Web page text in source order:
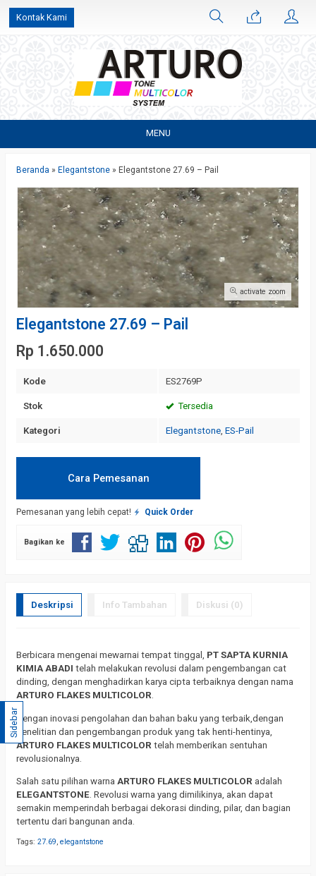
Kontak Kami
MENU
Beranda » Elegantstone » Elegantstone 27.69 – Pail
activate zoom
Elegantstone 27.69 – Pail
Rp 1.650.000
Kode ES2769P
Stok Tersedia
Kategori Elegantstone, ES-Pail
Cara Pemesanan
Pemesanan yang lebih cepat! Quick Order
Bagikan ke
Deskripsi Info Tambahan Diskusi (0)
Berbicara mengenai mewarnai tempat tinggal, PT SAPTA KURNIA
KIMIA ABADI telah melakukan revolusi dalam pengembangan cat
dinding, dengan menghadirkan karya cipta terbaiknya dengan nama
ARTURO FLAKES MULTICOLOR.
Dengan inovasi pengolahan dan bahan baku yang terbaik,dengan
penelitian dan pengembangan produk yang tak henti-hentinya,
ARTURO FLAKES MULTICOLOR telah memberikan sentuhan
revolusionalnya.
Salah satu pilihan warna ARTURO FLAKES MULTICOLOR adalah
ELEGANTSTONE . Revolusi warna yang dimilikinya, akan dapat
semakin memperindah berbagai dekorasi dinding, pilar, dan bagian
tertentu dari bangunan anda.
Tags: 27.69, elegantstone
Sidebar